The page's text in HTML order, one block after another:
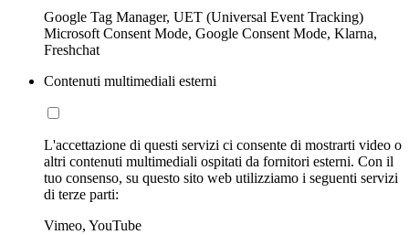
Google Tag Manager, UET (Universal Event Tracking)
Microsoft Consent Mode, Google Consent Mode, Klarna,
Freshchat
Contenuti multimediali esterni
L'accettazione di questi servizi ci consente di mostrarti video o
altri contenuti multimediali ospitati da fornitori esterni. Con il
tuo consenso, su questo sito web utilizziamo i seguenti servizi
di terze parti:
Vimeo, YouTube